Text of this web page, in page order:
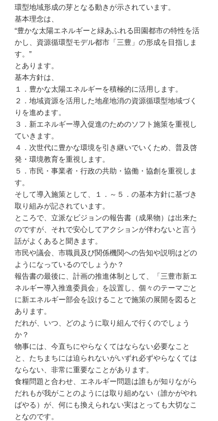
環型地域形成の芽となる動きが示されています。
基本理念は、
“豊かな太陽エネルギーと緑あふれる田園都市の特性を活
かし、資源循環型モデル都市「三豊」の形成を目指しま
す。”
とあります。
基本方針は、
１．豊かな太陽エネルギーを積極的に活用します。
２．地域資源を活用した地産地消の資源循環型地域づく
りを進めます。
３．新エネルギー導入促進のためのソフト施策を重視し
ていきます。
４．次世代に豊かな環境を引き継いでいくため、普及啓
発・環境教育を重視します。
５．市民・事業者・行政の共助・協働・協創を重視しま
す。
そして導入施策として、１．～５．の基本方針に基づき
取り組みが記されています。
ところで、立派なビジョンの報告書（成果物）は出来た
のですが、それで安心してアクションが伴わないと言う
話がよくあると聞きます。
市民や議会、市職員及び関係機関への告知や説明はどの
ようになっているのでしょうか？
報告書の最後に、計画の推進体制として、「三豊市新エ
ネルギー導入推進委員会」を設置し、個々のテーマごと
に新エネルギー部会を設けることで施策の展開を図ると
あります。
だれが、いつ、どのように取り組んで行くのでしょう
か？
物事には、今直ちにやらなくてはならない必要なこと
と、たちまちには迫られないがいずれ必ずやらなくては
ならない、非常に重要なことがあります。
食糧問題と合わせ、エネルギー問題は誰もが知りながら
だれもが我がことのようには取り組めない（誰かがやれ
ばやる）が、何にも換えられない実はとっても大切なこ
となのです。